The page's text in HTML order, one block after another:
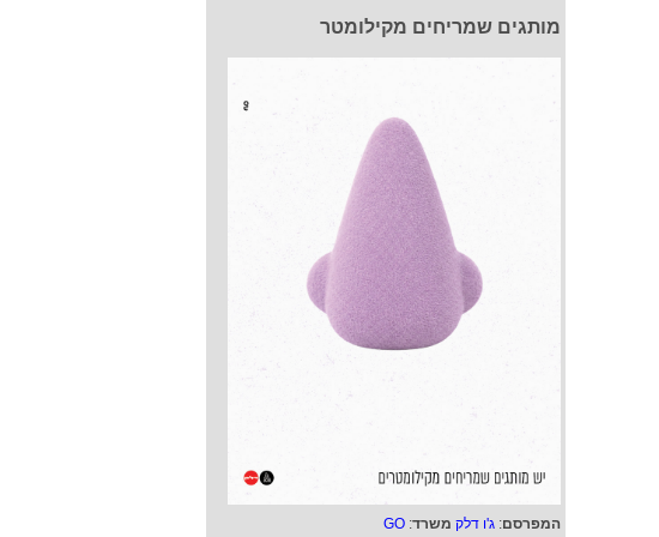
מותגים שמריחים מקילומטר
המפרסם: ג'ו דלק משרד:
GO